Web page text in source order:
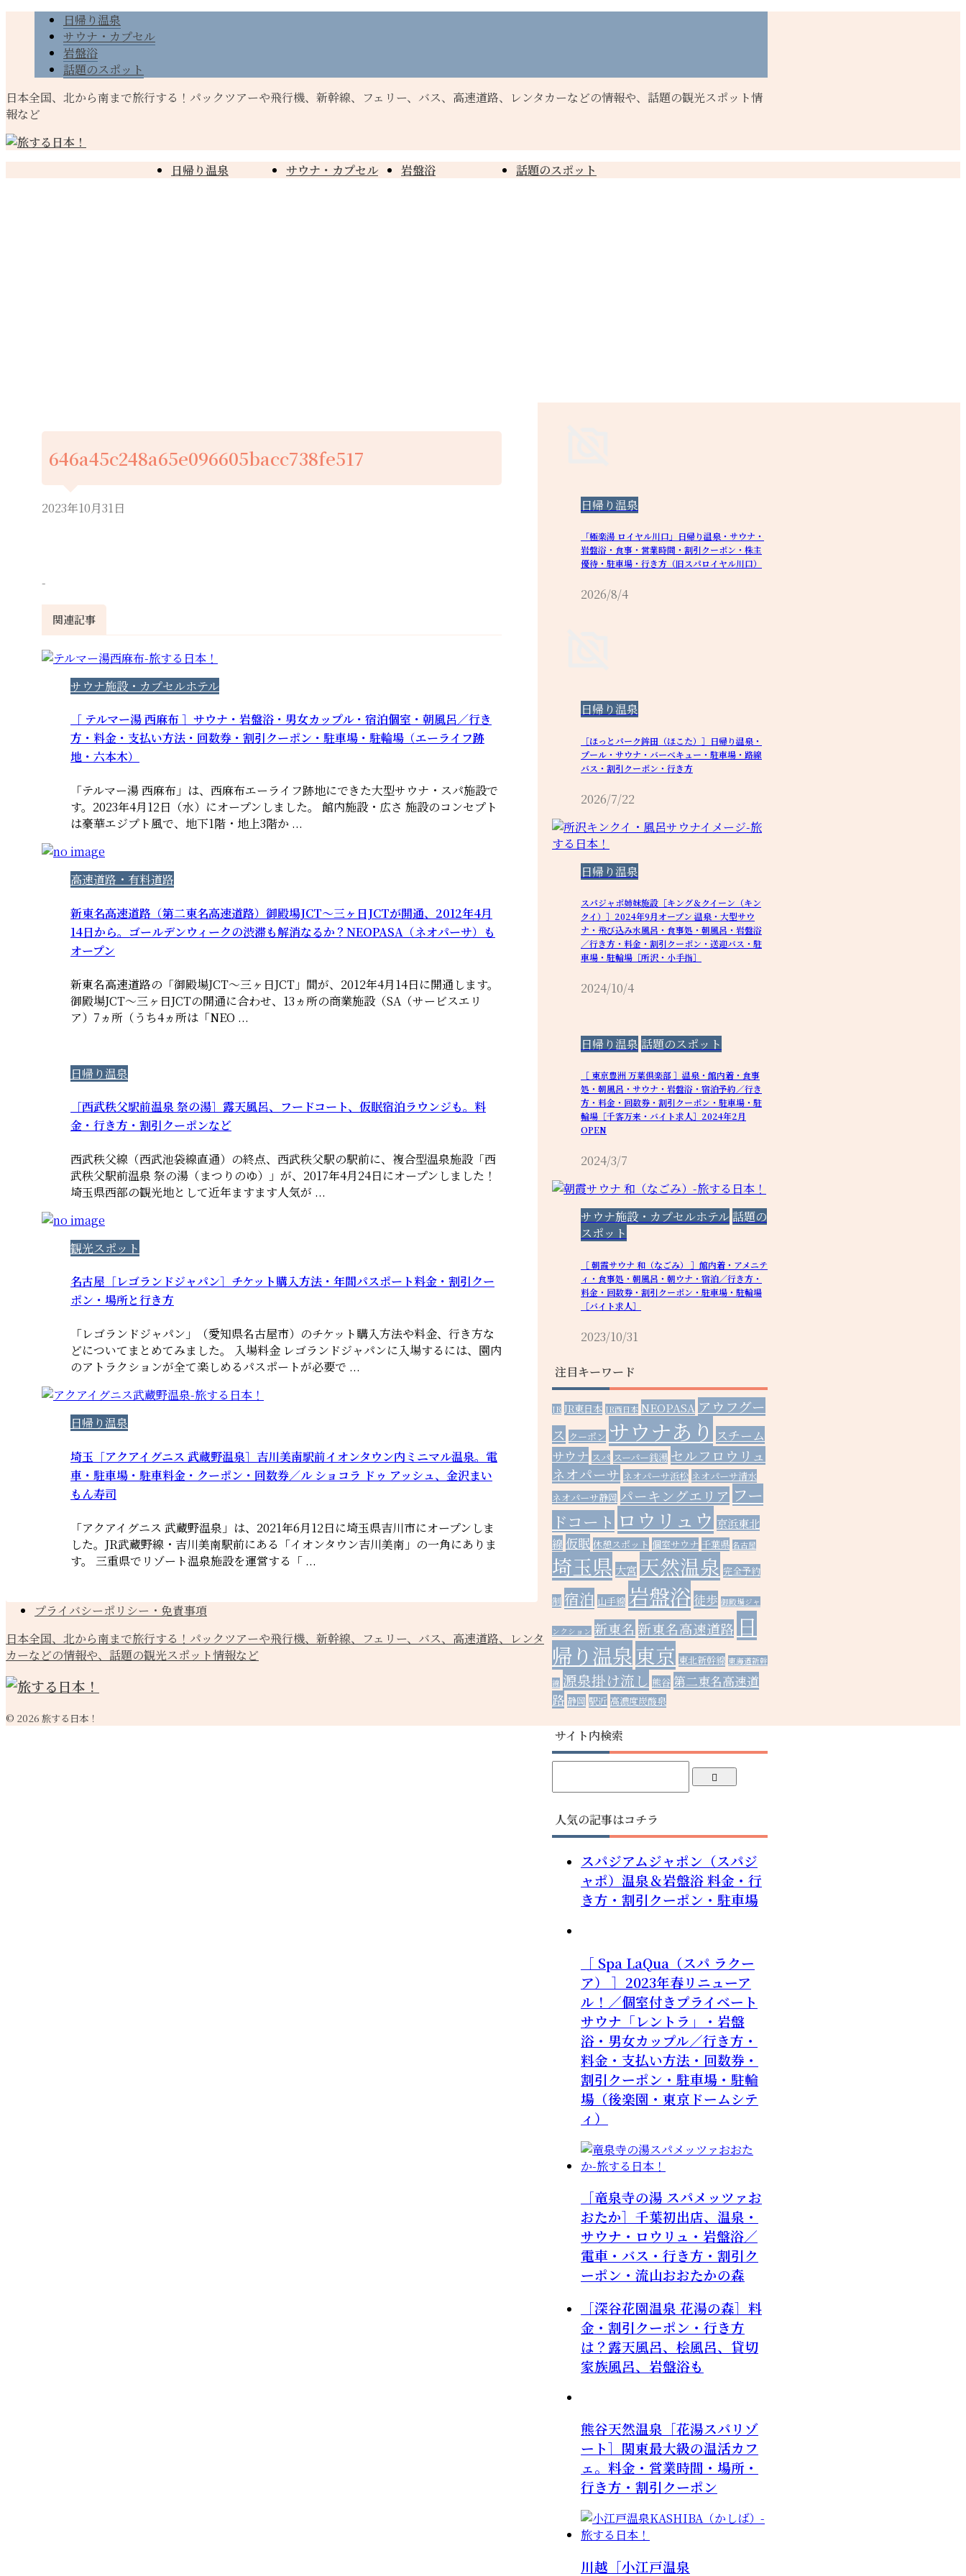
日帰り温泉
サウナ・カプセル
岩盤浴
話題のスポット
日本全国、北から南まで旅行する！パックツアーや飛行機、新幹線、フェリー、バス、高速道路、レンタカーなどの情報や、話題の観光スポット情
報など
日帰り温泉 サウナ・カプセル 岩盤浴 話題のスポット
646a45c248a65e096605bacc738fe517
2023年10月31日
-
関連記事
サウナ施設・カプセルホテル
［ テルマー湯 西麻布 ］サウナ・岩盤浴・男女カップル・宿泊個室・朝風呂／行き
方・料金・支払い方法・回数券・割引クーポン・駐車場・駐輪場（エーライフ跡
地・六本木）
「テルマー湯 西麻布」は、西麻布エーライフ跡地にできた大型サウナ・スパ施設で
す。2023年4月12日（水）にオープンしました。 館内施設・広さ 施設のコンセプト
は豪華エジプト風で、地下1階・地上3階か ...
高速道路・有料道路
新東名高速道路（第二東名高速道路）御殿場JCT～三ヶ日JCTが開通、2012年4月
14日から。ゴールデンウィークの渋滞も解消なるか？NEOPASA（ネオパーサ）も
オープン
新東名高速道路の「御殿場JCT～三ヶ日JCT」間が、2012年4月14日に開通します。
御殿場JCT～三ヶ日JCTの開通に合わせ、13ヵ所の商業施設（SA（サービスエリ
ア）7ヵ所（うち4ヵ所は「NEO ...
日帰り温泉
［西武秩父駅前温泉 祭の湯］露天風呂、フードコート、仮眠宿泊ラウンジも。料
金・行き方・割引クーポンなど
西武秩父線（西武池袋線直通）の終点、西武秩父駅の駅前に、複合型温泉施設「西
武秩父駅前温泉 祭の湯（まつりのゆ）」が、2017年4月24日にオープンしました！
埼玉県西部の観光地として近年ますます人気が ...
観光スポット
名古屋［レゴランドジャパン］チケット購入方法・年間パスポート料金・割引クー
ポン・場所と行き方
「レゴランドジャパン」（愛知県名古屋市）のチケット購入方法や料金、行き方な
どについてまとめてみました。 入場料金 レゴランドジャパンに入場するには、園内
のアトラクションが全て楽しめるパスポートが必要で ...
日帰り温泉
埼玉［アクアイグニス 武蔵野温泉］吉川美南駅前イオンタウン内ミニマル温泉。電
車・駐車場・駐車料金・クーポン・回数券／ル ショコラ ドゥ アッシュ、金沢まい
もん寿司
「アクアイグニス 武蔵野温泉」は、2021年6月12日に埼玉県吉川市にオープンしま
した。JR武蔵野線・吉川美南駅前にある「イオンタウン吉川美南」の一角にありま
す。 三重県でリゾート温泉施設を運営する「 ...
日帰り温泉
「極楽湯 ロイヤル川口」日帰り温泉・サウナ・
岩盤浴・食事・営業時間・割引クーポン・株主
優待・駐車場・行き方（旧スパロイヤル川口）
2026/8/4
日帰り温泉
［ほっとパーク鉾田（ほこた）］日帰り温泉・
プール・サウナ・バーベキュー・駐車場・路線
バス・割引クーポン・行き方
2026/7/22
日帰り温泉
スパジャポ姉妹施設［キング＆クイーン（キン
クイ）］2024年9月オープン 温泉・大型サウ
ナ・飛び込み水風呂・食事処・朝風呂・岩盤浴
／行き方・料金・割引クーポン・送迎バス・駐
車場・駐輪場［所沢・小手指］
2024/10/4
日帰り温泉 話題のスポット
［ 東京豊洲 万葉倶楽部 ］温泉・館内着・食事
処・朝風呂・サウナ・岩盤浴・宿泊予約／行き
方・料金・回数券・割引クーポン・駐車場・駐
輪場［千客万来・バイト求人］2024年2月
OPEN
2024/3/7
サウナ施設・カプセルホテル 話題の
スポット
［ 朝霞サウナ 和（なごみ） ］館内着・アメニテ
ィ・食事処・朝風呂・朝ウナ・宿泊／行き方・
料金・回数券・割引クーポン・駐車場・駐輪場
［バイト求人］
2023/10/31
注目キーワード
JR JR東日本 JR西日本 NEOPASA アウフグー
ス クーポン サウナあり スチーム
サウナ スパ スーパー銭湯 セルフロウリュ
ネオパーサ ネオパーサ浜松 ネオパーサ清水
ネオパーサ静岡 パーキングエリア フー
ドコート ロウリュウ 京浜東北
線 仮眠 休憩スポット 個室サウナ 千葉県 名古屋
埼玉県 大宮 天然温泉 完全予約
制 宿泊 山手線 岩盤浴 徒歩 御殿場ジャ
ンクション 新東名 新東名高速道路 日
帰り温泉東京 東北新幹線 東海道新幹
線 源泉掛け流し 熊谷 第二東名高速道
路 静岡 駅近 高濃度炭酸泉
サイト内検索
人気の記事はコチラ
スパジアムジャポン（スパジ
ャポ）温泉＆岩盤浴 料金・行
き方・割引クーポン・駐車場
［ Spa LaQua（スパ ラクー
ア） ］2023年春リニューア
ル！／個室付きプライベート
サウナ「レントラ」・岩盤
浴・男女カップル／行き方・
料金・支払い方法・回数券・
割引クーポン・駐車場・駐輪
場（後楽園・東京ドームシテ
ィ）
［竜泉寺の湯 スパメッツァお
おたか］千葉初出店、温泉・
サウナ・ロウリュ・岩盤浴／
電車・バス・行き方・割引ク
ーポン・流山おおたかの森
［深谷花園温泉 花湯の森］料
金・割引クーポン・行き方
は？露天風呂、桧風呂、貸切
家族風呂、岩盤浴も
熊谷天然温泉［花湯スパリゾ
ート］関東最大級の温活カフ
ェ。料金・営業時間・場所・
行き方・割引クーポン
川越［小江戸温泉
プライバシーポリシー・免責事項
日本全国、北から南まで旅行する！パックツアーや飛行機、新幹線、フェリー、バス、高速道路、レンタ
カーなどの情報や、話題の観光スポット情報など
© 2026 旅する日本！